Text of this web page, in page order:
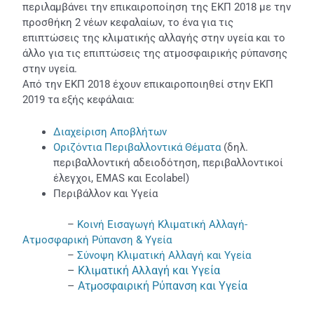
περιλαμβάνει την επικαιροποίηση της ΕΚΠ 2018 με την
προσθήκη 2 νέων κεφαλαίων, το ένα για τις
επιπτώσεις της κλιματικής αλλαγής στην υγεία και το
άλλο για τις επιπτώσεις της ατμοσφαιρικής ρύπανσης
στην υγεία.
Από την ΕΚΠ 2018 έχουν επικαιροποιηθεί στην ΕΚΠ
2019 τα εξής κεφάλαια:
Διαχείριση Αποβλήτων
Οριζόντια Περιβαλλοντικά Θέματα(δηλ.
περιβαλλοντική αδειοδότηση, περιβαλλοντικοί
έλεγχοι, ΕΜΑS και Εcolabel)
Περιβάλλον και Υγεία
– Κοινή Εισαγωγή Κλιματική Αλλαγή-
Ατμοσφαρική Ρύπανση & Υγεία
–Σύνοψη Κλιματική Αλλαγή και Υγεία
– Κλιματική Αλλαγή και Υγεία
–Ατμοσφαιρική Ρύπανση και Υγεία